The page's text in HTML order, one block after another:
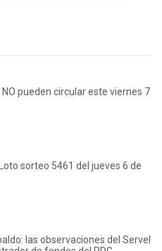
pueden circular este viernes 7
sorteo 5461 del jueves 6 de
las observaciones del Servel